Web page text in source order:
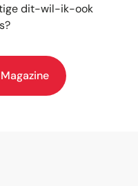
dit-wil-ik-ook